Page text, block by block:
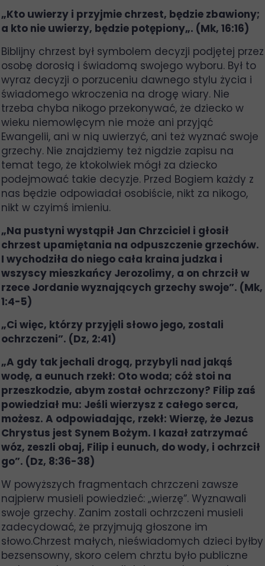
„Kto uwierzy i przyjmie chrzest, będzie zbawiony;
a kto nie uwierzy, będzie potępiony„. (Mk, 16:16)
Biblijny chrzest był symbolem decyzji podjętej przez
osobę dorosłą i świadomą swojego wyboru. Był to
wyraz decyzji o porzuceniu dawnego stylu życia i
świadomego wkroczenia na drogę wiary. Nie
trzeba chyba nikogo przekonywać, że dziecko w
wieku niemowlęcym nie może ani przyjąć
Ewangelii, ani w nią uwierzyć, ani też wyznać swoje
grzechy. Nie znajdziemy też nigdzie zapisu na
temat tego, że ktokolwiek mógł za dziecko
podejmować takie decyzje. Przed Bogiem każdy z
nas będzie odpowiadał osobiście, nikt za nikogo,
nikt w czyimś imieniu.
„Na pustyni wystąpił Jan Chrzciciel i głosił
chrzest upamiętania na odpuszczenie grzechów.
I wychodziła do niego cała kraina judzka i
wszyscy mieszkańcy Jerozolimy, a on chrzcił w
rzece Jordanie wyznających grzechy swoje”. (Mk,
1:4-5)
„Ci więc, którzy przyjęli słowo jego, zostali
ochrzczeni”. (Dz, 2:41)
„A gdy tak jechali drogą, przybyli nad jakąś
wodę, a eunuch rzekł: Oto woda; cóż stoi na
przeszkodzie, abym został ochrzczony? Filip zaś
powiedział mu: Jeśli wierzysz z całego serca,
możesz. A odpowiadając, rzekł: Wierzę, że Jezus
Chrystus jest Synem Bożym. I kazał zatrzymać
wóz, zeszli obaj, Filip i eunuch, do wody, i ochrzcił
go”. (Dz, 8:36-38)
W powyższych fragmentach chrzczeni zawsze
najpierw musieli powiedzieć: „wierzę”. Wyznawali
swoje grzechy. Zanim zostali ochrzczeni musieli
zadecydować, że przyjmują głoszone im
słowo.Chrzest małych, nieświadomych dzieci byłby
bezsensowny, skoro celem chrztu było publiczne